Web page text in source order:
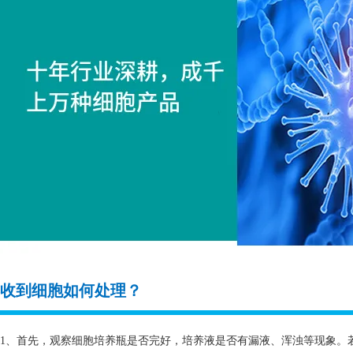
收到细胞如何处理？
1、首先，观察细胞培养瓶是否完好，培养液是否有漏液、浑浊等现象